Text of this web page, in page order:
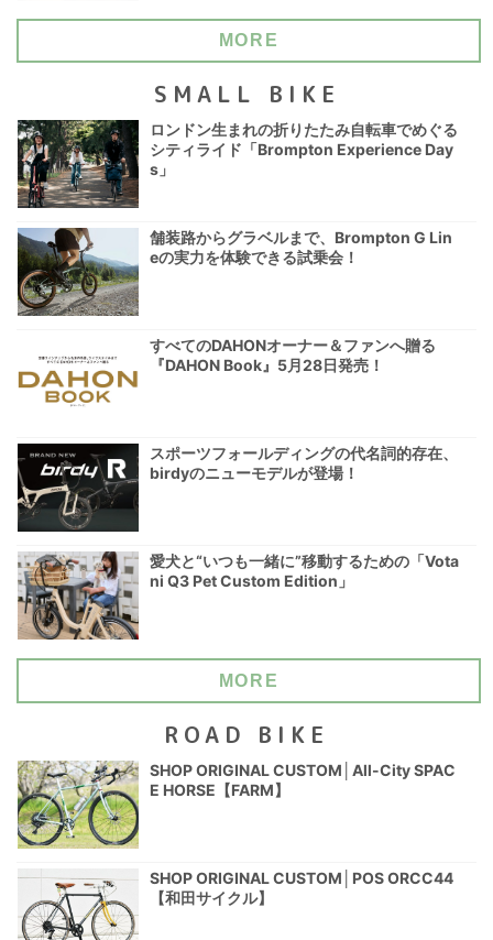
MORE
SMALL BIKE
ロンドン生まれの折りたたみ自転車でめぐる
シティライド「Brompton Experience Day
s」
舗装路からグラベルまで、Brompton G Lin
eの実力を体験できる試乗会！
すべてのDAHONオーナー＆ファンへ贈る
『DAHON Book』5月28日発売！
スポーツフォールディングの代名詞的存在、
birdyのニューモデルが登場！
愛犬と“いつも一緒に”移動するための「Vota
ni Q3 Pet Custom Edition」
MORE
ROAD BIKE
SHOP ORIGINAL CUSTOM│All-City SPAC
E HORSE【FARM】
SHOP ORIGINAL CUSTOM│POS ORCC44
【和田サイクル】